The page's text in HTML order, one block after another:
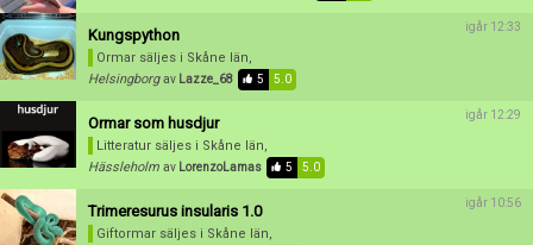
Inaktivera annons
Redigera annons
Kungspython
Ormar säljes i Skåne län,
Helsingborg av Lazze_68 5 5.0
igår 12:33
Ormar som husdjur
Litteratur säljes i Skåne län,
Hässleholm av LorenzoLamas 5 5.0
igår 12:29
Trimeresurus insularis 1.0
Giftormar säljes i Skåne län,
igår 10:56